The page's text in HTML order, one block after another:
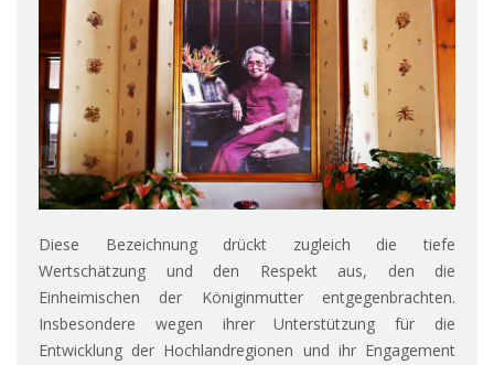
Diese Bezeichnung drückt zugleich die tiefe
Wertschätzung und den Respekt aus, den die
Einheimischen der Königinmutter entgegenbrachten.
Insbesondere wegen ihrer Unterstützung für die
Entwicklung der Hochlandregionen und ihr Engagement